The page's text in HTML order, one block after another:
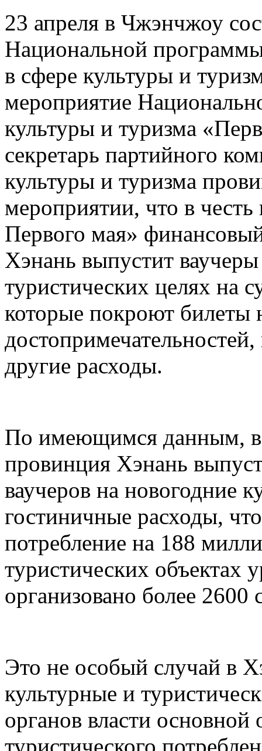
23 апреля в Чжэнчжоу
Национальной
в сфере культуры и
мероприятие
культуры и туризма
секретарь партийного
культуры и туризма
мероприятии, что в
Первого мая»
Хэнань выпустит
туристических целях на
которые покроют билеты
другие расходы.
По имеющимся данным, в
провинция Хэнань
ваучеров на новогодние
гостиничные расходы,
потребление на 188
туристических
организовано более 2600
Это не особый случай в
культурные и
органов власти
туристического